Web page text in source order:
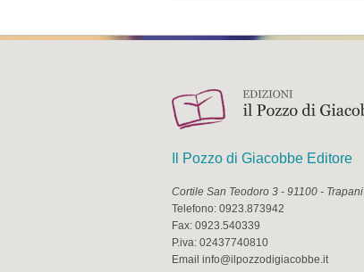
Il Pozzo di Giacobbe Editore
Cortile San Teodoro 3 - 91100 - Trapani
Telefono: 0923.873942
Fax: 0923.540339
P.iva: 02437740810
Email info@ilpozzodigiacobbe.it